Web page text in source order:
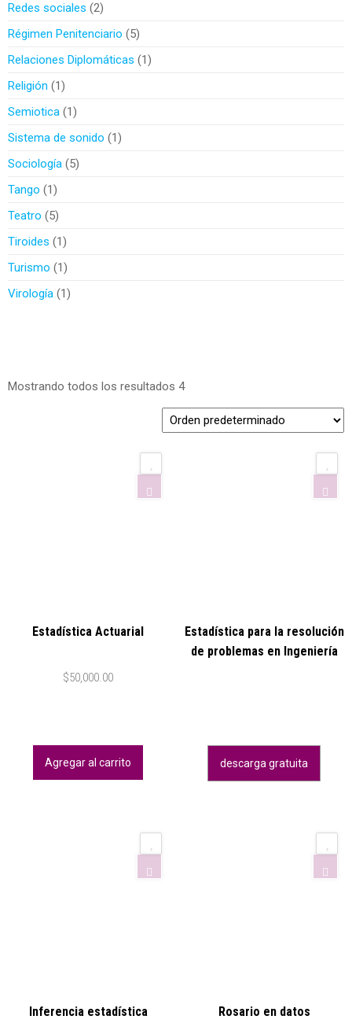
Redes sociales 2
Régimen Penitenciario
5
Relaciones Diplomáticas
1
Religión
1
Semiotica 1
Sistema de sonido
1
Sociología 5
Tango
1
Teatro
5
Tiroides
1
Turismo
1
Virología 1
Mostrando todos los resultados 4
Estadística Actuarial
$50,000.00
Agregar al carrito
Estadística para la resolución
de problemas en Ingeniería
descarga gratuita
Inferencia estadística Rosario en datos